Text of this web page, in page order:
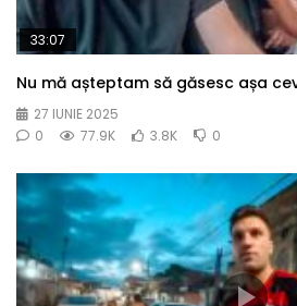
33:07
Nu mă așteptam să găsesc așa
27 IUNIE 2025
0
77.9K 3.8K 0